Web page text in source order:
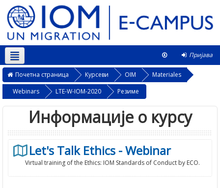
Пријава
Српски ‎(sr_cr)‎ Овај курс
Почетна страница Курсеви OIM
Materiales
Webinars
LTE-W-IOM-2020 Резиме
Информације о курсу
Let's Talk Ethics - Webinar
Virtual training of the Ethics: IOM Standards of Conduct by ECO.